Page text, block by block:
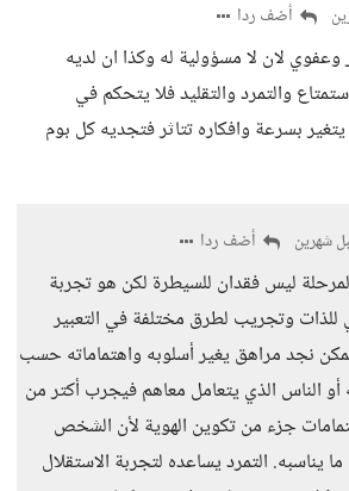
أضف ردا
لان لا مسؤولية له وكذا ان لديه
والتمرد والتقليد فلا يتحكم في
بسرعة وافكاره تتاثر فتجديه كل بوم
شهرين أضف ردا
ليس فقدان للسيطرة لكن هو تجربة
وتجريب لطرق مختلفة في التعبير
نجد مراهق يغير أسلوبه واهتماماته حسب
أو الناس الذي يتعامل معاهم فيجرب أكتر من
جزء من تكوين الهوية لأن الشخص
يناسبه. التمرد يساعده لتجربة الاستقلال